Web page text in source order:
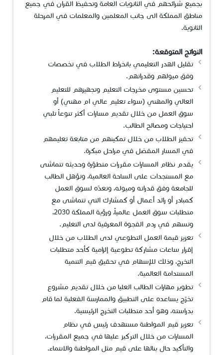
بجميع شرائحهم في الثانويات العامة وتحفيظ القران في جميع
مناطق المملكة الى جانب المعلمين والمعلمات في المرحلة
الثانوية.
النواتج المتوقعة:
تقليل الهدر التعليمي بانخراط الطلاب في تخصصات
وفق ميولهم وقدراتهم.
تحسين مستوى مخرجات التعليم وتجهيزهم للتعليم
العالي والمهني (سواء تعليم عالي ام مهني) أو
سوق العمل من خلال تقديم مسارات أكثر تنوعاً تلبي
احتياجات ومصالح الطالب.
تحفيز الطلاب من خلال تمكينهم من متابعة تعليمهم
في المسار المفضل في مراحل مبكرة.
يقدم نظام المسارات مقررات متطوّرة وحديثه تتماشى
مع المستجدات على الساحة العالمية، وتؤهل الطالب
للجامعة وفق قدراته وميوله، وتعدّه لسوق العمل
كمبادر أو رائد أعمال أو كمشارك التي تتماشى مع
متطلبات سوق العمل عالمياً، ورؤية المملكة 2030،
وتسهم في ردم الفجوة المعرفية لدى التعليم.
تعزيز قيمة العمل التطوعي لدى الطلاب من خلال
إقرار ساعات مشاركة تطوعية إلزامية كأحد متطلبات
التخرج، وذلك للإسهام في تحقيق قيم التنمية
المستدامة العالمية.
تطوير مهارات الطالب العليا من خلال تقديم مشروع
تخرّج يساعده على التطبيق والممارسة الفعلية لما قام
بدراسته، وهو أحد متطلبات التخرج الرئيسية.
تعزيز قيم المواطنة مستهدف رئيس في نظام
المسارات من خلال التركيز عليها في جميع المقررات،
والتأكيد حال بنائها على قيم مثل المواطنة والانتماء.